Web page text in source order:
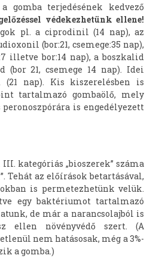
gomba terjedésének kedvező
védekezhetünk ellene!
pl. a ciprodinil (14 nap), az
(bor:21, csemege:35 nap),
illetve bor:14 nap), a boszkalid
21, csemege 14 nap). Idei
(21 nap). Kis kiszerelésben is
tartalmazó gombaölő, mely
is engedélyezett
kategóriás „bioszerek” száma
Tehát az előírások betartásával,
is permetezhetünk velük.
egy baktériumot tartalmazó
de már a narancsolajból is
ellen növényvédő szert. (A
nem hatásosak, még a 3%-
a gomba.)